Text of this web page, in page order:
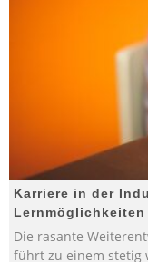
Karriere in der
Lernmöglichkeiten
Die rasante
führt zu einem stetig